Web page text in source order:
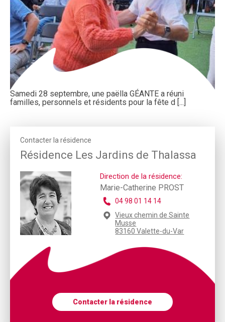
Samedi 28 septembre, une paëlla GÉANTE a réuni
familles, personnels et résidents pour la fête d [...]
Contacter la résidence
Résidence Les Jardins de Thalassa
Direction de la résidence:
Marie-Catherine PROST
04 98 01 14 14
Vieux chemin de Sainte
Musse
83160 Valette-du-Var
Contacter la résidence